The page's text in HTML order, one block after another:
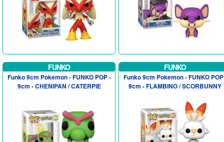
FUNKO
Funko 9cm Pokemon - FUNKO POP -
9cm - CHENIPAN / CATERPIE
FUNKO
Funko 9cm Pokemon - FUNKO
9cm - FLAMBINO / SCORBUNNY